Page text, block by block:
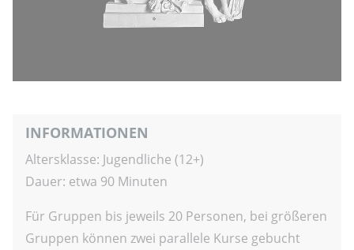
INFORMATIONEN
Altersklasse: Jugendliche (12+)
Dauer: etwa 90 Minuten
Für Gruppen bis jeweils 20 Personen, bei größeren
Gruppen können zwei parallele Kurse gebucht